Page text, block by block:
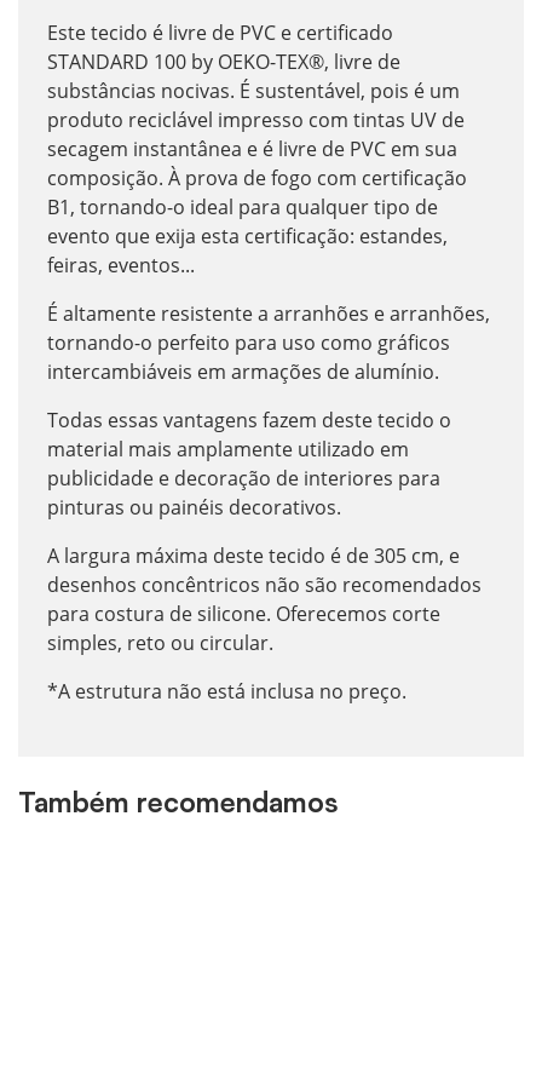
Este tecido é livre de PVC e certificado
STANDARD 100 by OEKO-TEX®, livre de
substâncias nocivas. É sustentável, pois é um
produto reciclável impresso com tintas UV de
secagem instantânea e é livre de PVC em sua
composição. À prova de fogo com certificação
B1, tornando-o ideal para qualquer tipo de
evento que exija esta certificação: estandes,
feiras, eventos...
É altamente resistente a arranhões e arranhões,
tornando-o perfeito para uso como gráficos
intercambiáveis em armações de alumínio.
Todas essas vantagens fazem deste tecido o
material mais amplamente utilizado em
publicidade e decoração de interiores para
pinturas ou painéis decorativos.
A largura máxima deste tecido é de 305 cm, e
desenhos concêntricos não são recomendados
para costura de silicone. Oferecemos corte
simples, reto ou circular.
*A estrutura não está inclusa no preço.
Também recomendamos